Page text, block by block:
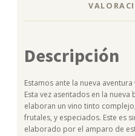
Descripción
Estamos ante la nueva
Esta vez asentados en la
elaboran un vino tinto
frutales, y especiados. Este es
elaborado por el amparo de